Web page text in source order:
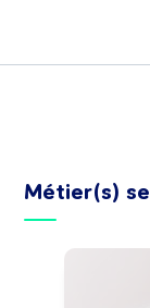
Métier(s)